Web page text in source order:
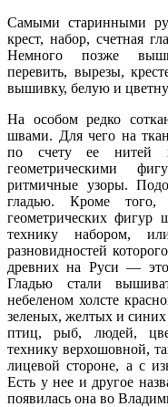
Самыми старинными
крест, набор, счетная
Немного позже
перевить, вырезы,
вышивку, белую и
На особом редко
швами. Для чего на
по счету ее нитей и
геометрическими
ритмичные узоры.
гладью. Кроме
геометрических фигур
технику набором,
разновидностей
древних на Руси —
Гладью стали
небеленом холсте
зеленых, желтых и
птиц, рыб, людей,
технику верхошовной,
лицевой стороне, а с
Есть у нее и другое
появилась она во